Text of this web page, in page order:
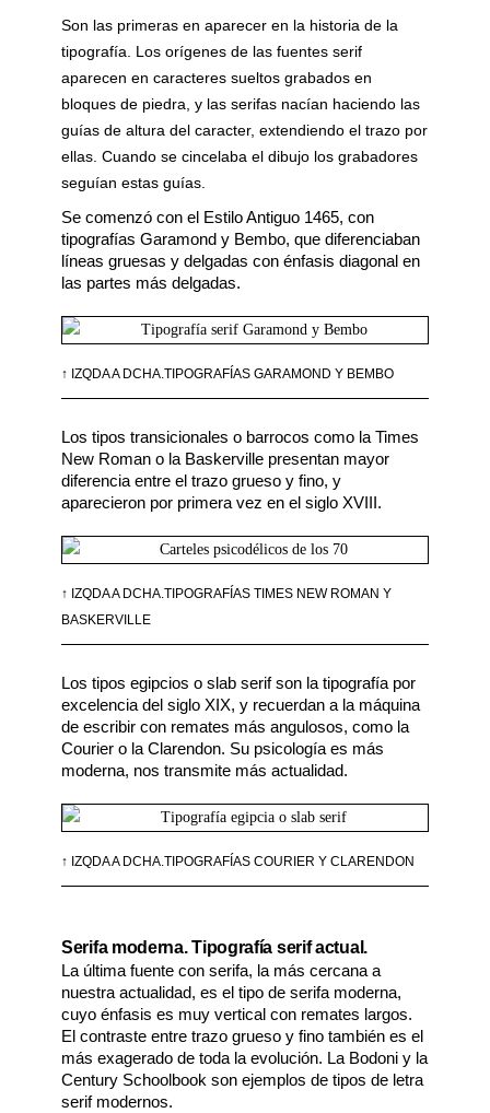
Son las primeras en aparecer en la historia de la
tipografía. Los orígenes de las fuentes serif
aparecen en caracteres sueltos grabados en
bloques de piedra, y las serifas nacían haciendo las
guías de altura del caracter, extendiendo el trazo por
ellas. Cuando se cincelaba el dibujo los grabadores
seguían estas guías.
Se comenzó con el Estilo Antiguo 1465, con
tipografías Garamond y Bembo, que diferenciaban
líneas gruesas y delgadas con énfasis diagonal en
las partes más delgadas.
↑ IZQDA A DCHA.TIPOGRAFÍAS GARAMOND Y BEMBO
Los tipos transicionales o barrocos como la Times
New Roman o la Baskerville presentan mayor
diferencia entre el trazo grueso y fino, y
aparecieron por primera vez en el siglo XVIII.
↑ IZQDA A DCHA.TIPOGRAFÍAS TIMES NEW ROMAN Y
BASKERVILLE
Los tipos egipcios o slab serif son la tipografía por
excelencia del siglo XIX, y recuerdan a la máquina
de escribir con remates más angulosos, como la
Courier o la Clarendon. Su psicología es más
moderna, nos transmite más actualidad.
↑ IZQDA A DCHA.TIPOGRAFÍAS COURIER Y CLARENDON
Serifa moderna. Tipografía serif actual.
La última fuente con serifa, la más cercana a
nuestra actualidad, es el tipo de serifa moderna,
cuyo énfasis es muy vertical con remates largos.
El contraste entre trazo grueso y fino también es el
más exagerado de toda la evolución. La Bodoni y la
Century Schoolbook son ejemplos de tipos de letra
serif modernos.